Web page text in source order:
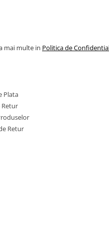
mai multe in Politica de
Plata
Retur
Retur